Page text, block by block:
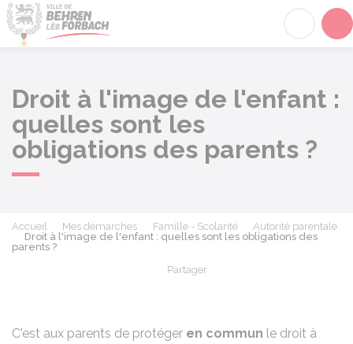
Droit à l'image de l'enfant :
quelles sont les
obligations des parents ?
Accueil Mes démarches Famille - Scolarité
Autorité parentale
Droit à l'image de l'enfant : quelles sont les obligations des
parents ?
Partager
C'est aux parents de protéger en commun le droit à